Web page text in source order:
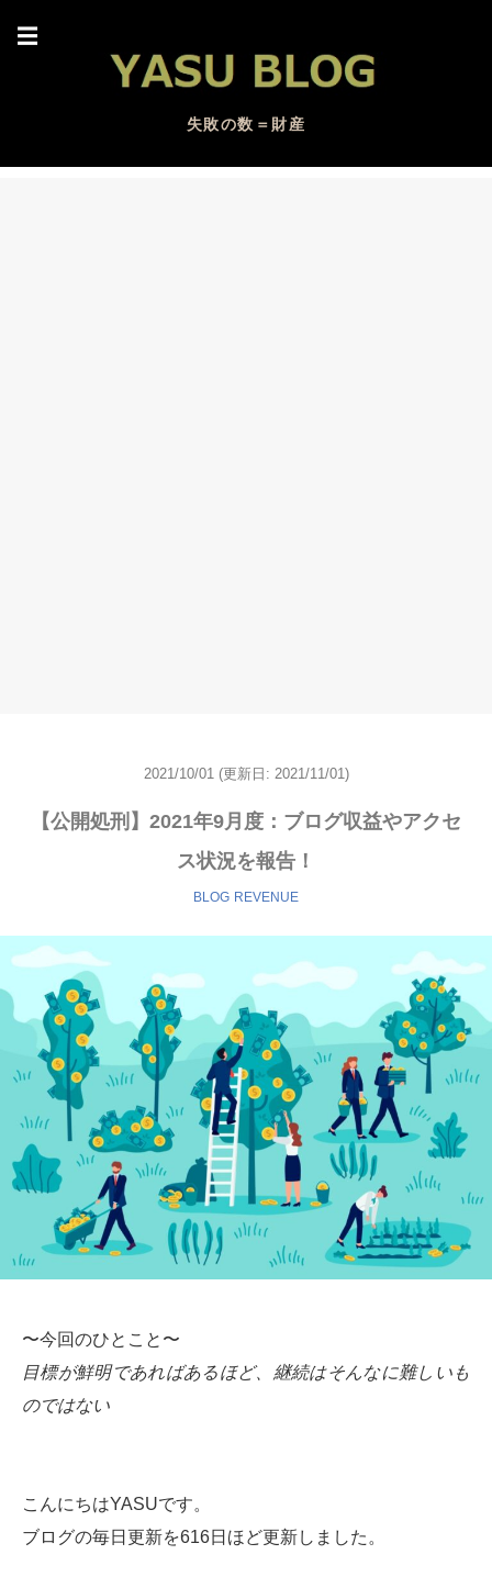
☰
失敗の数＝財産
2021/10/01 (更新日: 2021/11/01)
【公開処刑】2021年9月度：ブログ収益やアクセ
ス状況を報告！
BLOG REVENUE
〜今回のひとこと〜
目標が鮮明であればあるほど、継続はそんなに難しいも
のではない
こんにちはYASUです。
ブログの毎日更新を616日ほど更新しました。